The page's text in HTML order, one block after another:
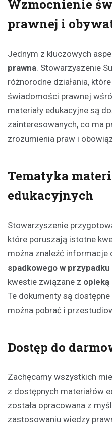
Wzmocnienie
prawnej i
Jednym z kluczowych
prawna. Stowarzyszenie
różnorodne działania,
świadomości prawnej
materiały edukacyjne są
zainteresowanych, co ma
zrozumienia praw i
Tematyka
edukacyjnych
Stowarzyszenie
które poruszają istotne
można znaleźć informacje
spadkowego w
kwestie związane z
Te dokumenty są
można pobrać i
Dostęp do
Zachęcamy wszystkich
z dostępnych materiałów
została opracowana z
zastosowaniu wiedzy